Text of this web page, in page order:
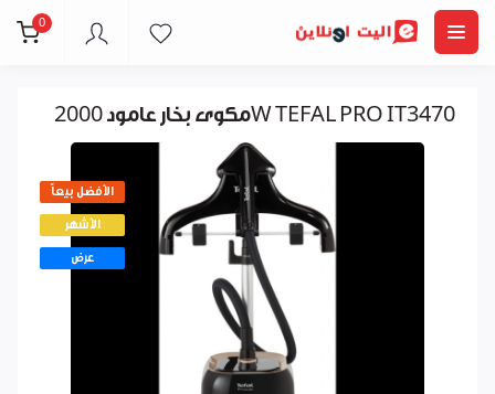
0
مكوى بخار عامود 2000W TEFAL PRO IT3470
الأفضل بيعاً
الأشهر
عرض